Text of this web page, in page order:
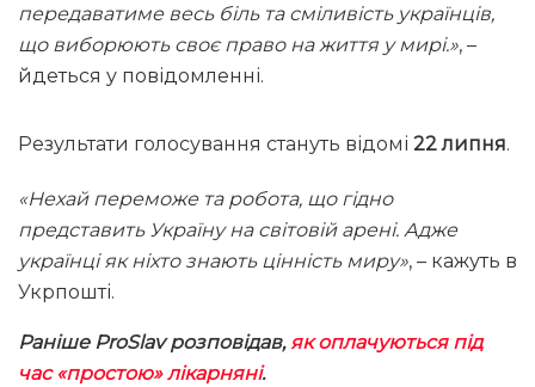
передаватиме весь біль та сміливість українців,
що виборюють своє право на життя у мирі.», –
йдеться у повідомленні.
Результати голосування стануть відомі 22 липня.
«Нехай переможе та робота, що гідно
представить Україну на світовій арені. Адже
українці як ніхто знають цінність миру», – кажуть в
Укрпошті.
Раніше ProSlavрозповідав,як оплачуються під
час «простою» лікарняні.